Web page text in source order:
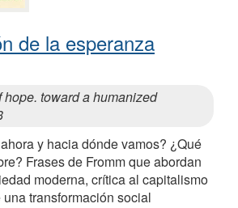
de la esperanza
hope. toward a humanized
y hacia dónde vamos? ¿Qué
Frases de Fromm que abordan
moderna, crítica al capitalismo
transformación social